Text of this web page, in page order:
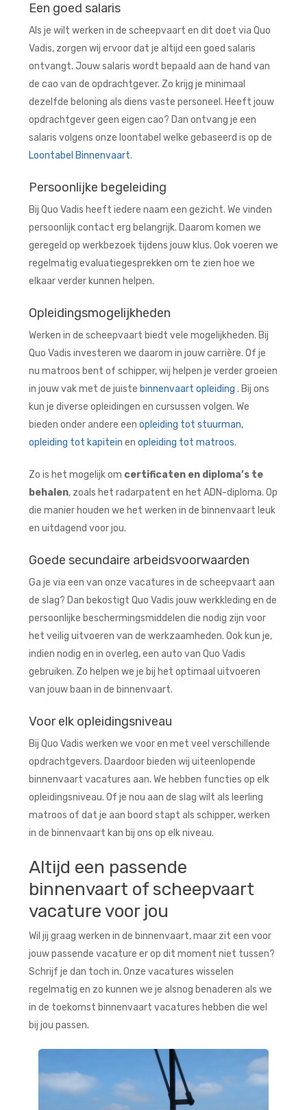
Een goed salaris
Als je wilt werken in de scheepvaart en dit doet via Quo
Vadis, zorgen wij ervoor dat je altijd een goed salaris
ontvangt. Jouw salaris wordt bepaald aan de hand van
de cao van de opdrachtgever. Zo krijg je minimaal
dezelfde beloning als diens vaste personeel. Heeft jouw
opdrachtgever geen eigen cao? Dan ontvang je een
salaris volgens onze loontabel welke gebaseerd is op de
Loontabel Binnenvaart.
Persoonlijke begeleiding
Bij Quo Vadis heeft iedere naam een gezicht. We vinden
persoonlijk contact erg belangrijk. Daarom komen we
geregeld op werkbezoek tijdens jouw klus. Ook voeren we
regelmatig evaluatiegesprekken om te zien hoe we
elkaar verder kunnen helpen.
Opleidingsmogelijkheden
Werken in de scheepvaart biedt vele mogelijkheden. Bij
Quo Vadis investeren we daarom in jouw carrière. Of je
nu matroos bent of schipper, wij helpen je verder groeien
in jouw vak met de juiste binnenvaart opleiding . Bij ons
kun je diverse opleidingen en cursussen volgen. We
bieden onder andere een opleiding tot stuurman,
opleiding tot kapitein en opleiding tot matroos.
Zo is het mogelijk om certificaten en diploma’s te
behalen, zoals het radarpatent en het ADN-diploma. Op
die manier houden we het werken in de binnenvaart leuk
en uitdagend voor jou.
Goede secundaire arbeidsvoorwaarden
Ga je via een van onze vacatures in de scheepvaart aan
de slag? Dan bekostigt Quo Vadis jouw werkkleding en de
persoonlijke beschermingsmiddelen die nodig zijn voor
het veilig uitvoeren van de werkzaamheden. Ook kun je,
indien nodig en in overleg, een auto van Quo Vadis
gebruiken. Zo helpen we je bij het optimaal uitvoeren
van jouw baan in de binnenvaart.
Voor elk opleidingsniveau
Bij Quo Vadis werken we voor en met veel verschillende
opdrachtgevers. Daardoor bieden wij uiteenlopende
binnenvaart vacatures aan. We hebben functies op elk
opleidingsniveau. Of je nou aan de slag wilt als leerling
matroos of dat je aan boord stapt als schipper, werken
in de binnenvaart kan bij ons op elk niveau.
Altijd een passende
binnenvaart of scheepvaart
vacature voor jou
Wil jij graag werken in de binnenvaart, maar zit een voor
jouw passende vacature er op dit moment niet tussen?
Schrijf je dan toch in. Onze vacatures wisselen
regelmatig en zo kunnen we je alsnog benaderen als we
in de toekomst binnenvaart vacatures hebben die wel
bij jou passen.